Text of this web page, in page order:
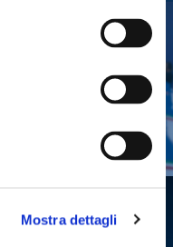
Mostra dettagli